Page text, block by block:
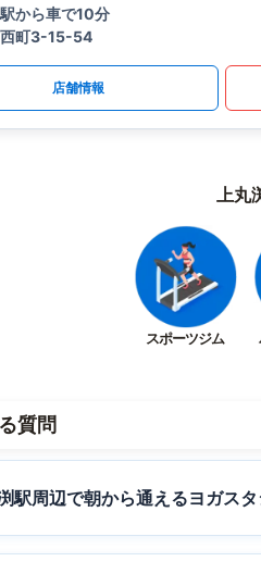
から車で10分
町3-15-54
店舗情報
上丸
スポーツジム
質問
駅周辺で朝から通えるヨガス